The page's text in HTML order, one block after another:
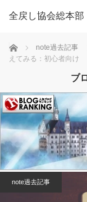
全戻し協会総本部
Home note過去記事
えてみる：初心者向け
ブ
note過去記事